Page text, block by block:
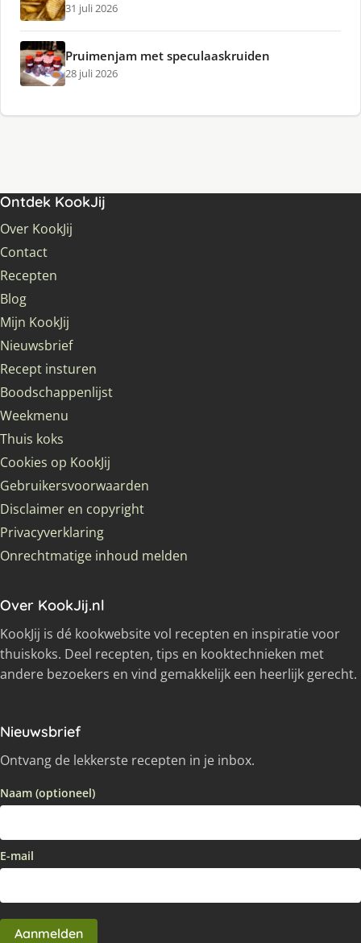
31 juli 2026
Pruimenjam met speculaaskruiden
28 juli 2026
Ontdek KookJij
Over KookJij
Contact
Recepten
Blog
Mijn KookJij
Nieuwsbrief
Recept insturen
Boodschappenlijst
Weekmenu
Thuis koks
Cookies op KookJij
Gebruikersvoorwaarden
Disclaimer en copyright
Privacyverklaring
Onrechtmatige inhoud melden
Over KookJij.nl
KookJij is dé kookwebsite vol recepten en inspiratie voor
thuiskoks. Deel recepten, tips en kooktechnieken met
andere bezoekers en vind gemakkelijk een heerlijk gerecht.
Nieuwsbrief
Ontvang de lekkerste recepten in je inbox.
Naam (optioneel)
E-mail
Aanmelden